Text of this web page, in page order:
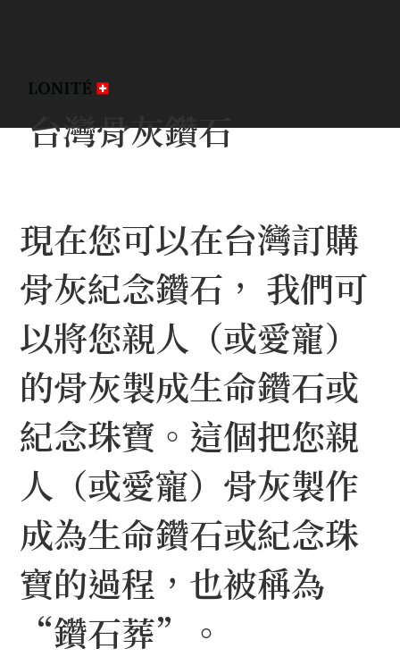
現在您可以在台灣訂購
骨灰紀念鑽石， 我們可
以將您親人（或愛寵）
的骨灰製成生命鑽石或
紀念珠寶。這個把您親
人（或愛寵）骨灰製作
成為生命鑽石或紀念珠
寶的過程，也被稱為
“鑽石葬”。
台灣骨灰鑽石